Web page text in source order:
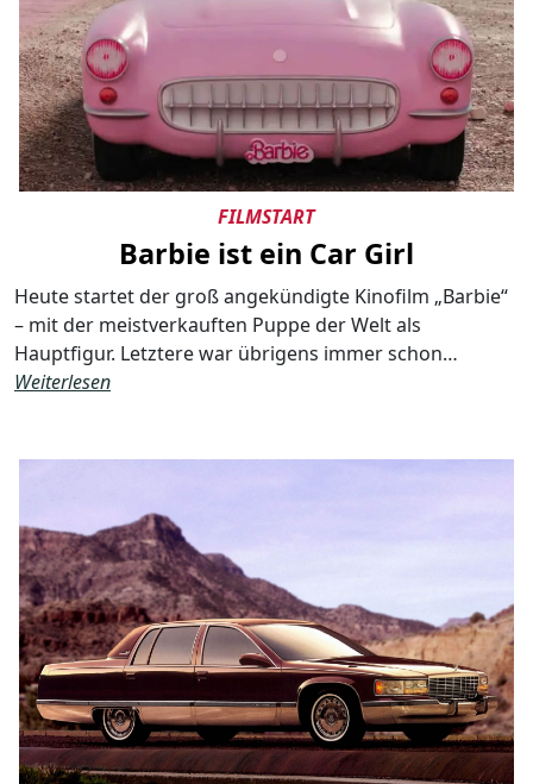
FILMSTART
Barbie ist ein Car Girl
Heute startet der groß angekündigte Kinofilm „Barbie“
– mit der meistverkauften Puppe der Welt als
Hauptfigur. Letztere war übrigens immer schon…
Weiterlesen